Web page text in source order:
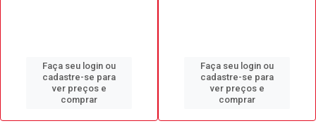
Faça seu login ou
cadastre-se para
ver preços e
comprar
Faça seu login ou
cadastre-se para
ver preços e
comprar